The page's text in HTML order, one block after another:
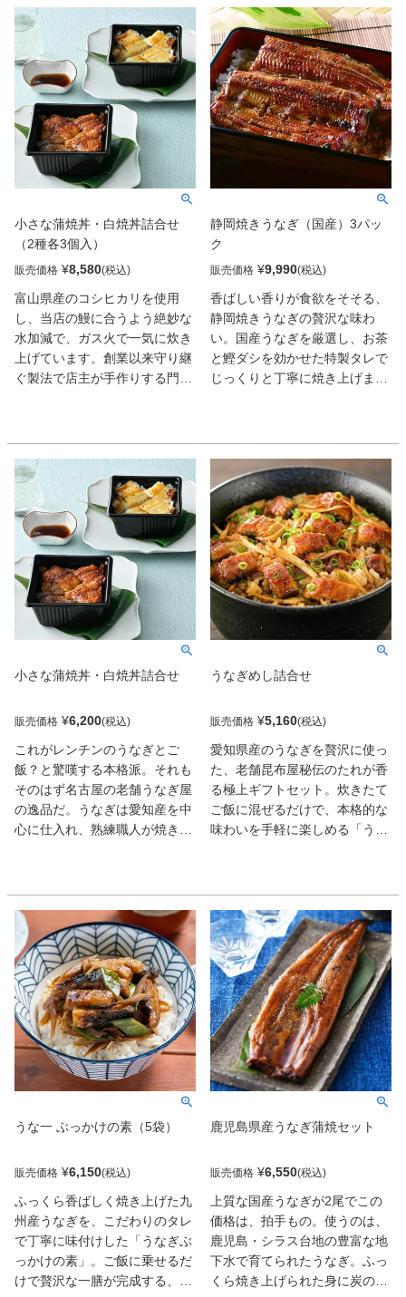
レンジで温めていただき、熱々
ご飯にタレをかけ、温めた蒲焼
を乗せれば、うな丼の出来上が
り。包丁いらずで手間なく、時
短調理が可能。お茶碗ご飯に2
切れ乗せてミニうな丼もおスス
メ。お好みで小口ネギやわさ
び、刻み海苔等かけていただく
と風味がかわってより一層美味
しく召し上がれます。
かくしてひつまぶし風に、等お
好みのサイズにカットしてお楽
しみください。小さな蒲焼丼
は、店舗でご提供するうな丼を
手のひらサイズにしました。富
山県産のコシヒカリをガス火で
一気て炊き上げ、伝承のタレを
かけ、職人が丁寧に焼き上げた
蒲焼を乗せています。ご年配の
方のお食事にもしくは、簡単に
済ませたいお昼ご飯、晩酌のあ
との締めご飯、ホームパーティ
ー等でも大活躍。電子レンジで
温めるだけで専門店のこだわり
小さな蒲焼丼・白焼丼詰合せ
（2種各3個入）
販売価格 ¥8,580
富山県産のコシヒカリを使用
し、当店の鰻に合うよう絶妙な
水加減で、ガス火で一気に炊き
上げています。創業以来守り継
ぐ製法で店主が手作りする門外
の器の蒲焼丼・白焼丼にしまし
た。蒲焼は一尾あたり約200gの
特大肉厚な蒲焼。白焼は鰻本来
の旨味を味わえる逸品。小さな
器にうなぎ専門店のこだわりを
ぎゅっと閉じ込めており、店頭
でご提供するうな丼や白焼と同
じ味がご家庭でも楽しめます。
忙しい時のお昼に、お酒を楽し
んだ後の締めご飯に、ご高齢の
方にもピッタリの内容量。ホー
ムパーティーでは蒲焼丼・白焼
対応容器に詰めていますので、
出せる使い勝手・手軽さもあり
ます。
静岡焼きうなぎ（国産）3パッ
ク
販売価格 ¥9,990
香ばしい香りが食欲をそそる、
静岡焼きうなぎの贅沢な味わ
い。国産うなぎを厳選し、お茶
と鰹ダシを効かせた特製タレで
じっくりと丁寧に焼き上げまし
セットで楽しめるので、家族や
大切な人との食卓を華やかに演
出。静岡焼きならではの専門店
の深いコクと香ばしさを、ご自
宅で手軽に味わえる贅沢な逸品
です。
小さな蒲焼丼・白焼丼詰合せ
販売価格 ¥6,200
これがレンチンのうなぎとご
飯？と驚嘆する本格派。それも
そのはず名古屋の老舗うなぎ屋
の逸品だ。うなぎは愛知産を中
心に仕入れ、熟練職人が焼き上
イズの丼ながら満足感大！
うなぎめし詰合せ
販売価格 ¥5,160
愛知県産のうなぎを贅沢に使っ
た、老舗昆布屋秘伝のたれが香
る極上ギフトセット。炊きたて
ご飯に混ぜるだけで、本格的な
味わいを手軽に楽しめる「うな
ました。うなぎとごぼうのまぶ
し飯は、ふっくらと焼き上げた
愛知県産うなぎに、香り高い国
産ごぼうを合わせ、旨みの染み
込んだ秘伝のたれでじっくりと
炊き上げました。ごぼうの食感
とともに、うなぎの香ばしさと
鰹のだしのコクがご飯に絡み、
一口ごとに深い味わいが広がり
ます。うなぎ茶漬は、香ばしく
苔、みつばの香りを添えたお茶
を注げば、ふんわり漂うだしの
り、さらりと上品な味わいをお
楽しみいただけます。大切な方
への贈り物や、自分へのご褒美
にもふさわしい、うなぎの魅力
を存分に味わえる一品です。
うな一 ぶっかけの素（5袋）
販売価格 ¥6,150
ふっくら香ばしく焼き上げた九
州産うなぎを、こだわりのタレ
で丁寧に味付けした「うなぎぶ
っかけの素」。ご飯に乗せるだ
けで贅沢な一膳が完成する、食
鹿児島県産うなぎ蒲焼セット
販売価格 ¥6,550
上質な国産うなぎが2尾でこの
価格は、拍手もの。使うのは、
鹿児島・シラス台地の豊富な地
下水で育てられたうなぎ。ふっ
くら焼き上げられた身に炭の香